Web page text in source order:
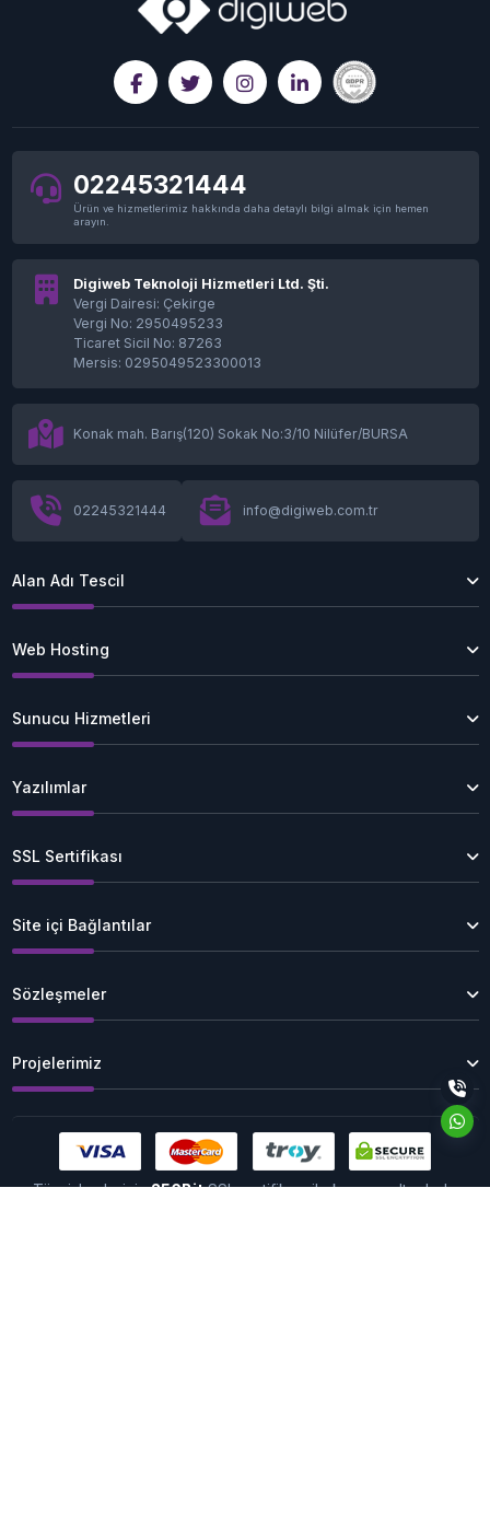
02245321444
Ürün ve hizmetlerimiz hakkında daha detaylı bilgi almak için hemen
arayın.
Digiweb Teknoloji Hizmetleri Ltd. Şti.
Vergi Dairesi: Çekirge
Vergi No: 2950495233
Ticaret Sicil No: 87263
Mersis: 0295049523300013
Konak mah. Barış(120) Sokak No:3/10 Nilüfer/BURSA
02245321444 info@digiweb.com.tr
Alan Adı Tescil
Web Hosting
Sunucu Hizmetleri
Yazılımlar
SSL Sertifikası
Site içi Bağlantılar
Sözleşmeler
Projelerimiz
Tüm işlemleriniz256BitSSL sertifikası ile koruma altındadır.